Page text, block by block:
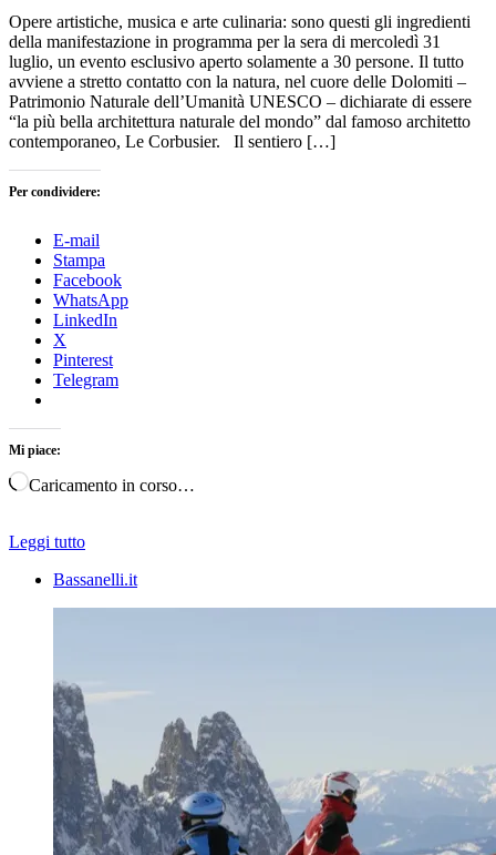
Opere artistiche, musica e arte culinaria: sono questi gli ingredienti
della manifestazione in programma per la sera di mercoledì 31
luglio, un evento esclusivo aperto solamente a 30 persone. Il tutto
avviene a stretto contatto con la natura, nel cuore delle Dolomiti –
Patrimonio Naturale dell’Umanità UNESCO – dichiarate di essere
“la più bella architettura naturale del mondo” dal famoso architetto
contemporaneo, Le Corbusier. Il sentiero […]
Per condividere:
E-mail
Stampa
Facebook
WhatsApp
LinkedIn
X
Pinterest
Telegram
Mi piace:
Caricamento in corso…
Leggi tutto
Bassanelli.it